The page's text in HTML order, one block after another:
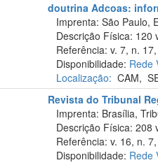
doutrina Adcoas:
Imprenta: São Paulo,
Descrição Física: 120
Referência: v. 7, n.
Disponibilidade: Rede
Localização: CAM,
Revista do Tribunal
Imprenta: Brasília,
Descrição Física: 208
Referência: v. 16, n.
Disponibilidade: Rede